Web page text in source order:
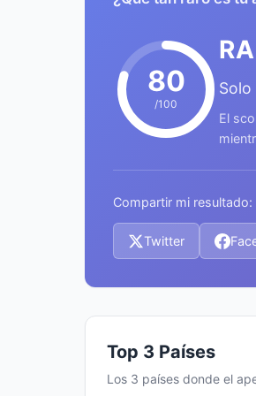
80
/100
El
Compartir mi resultado:
Twitter
Top 3 Países
Los 3 países donde el